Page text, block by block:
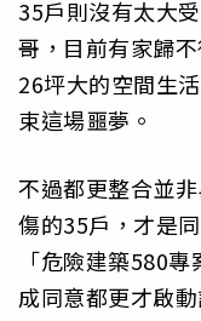
35戶則沒有太大
哥，目前有家歸
26坪大的空間生
束這場噩夢。
不過都更整合並
傷的35戶，才是
「危險建築580
成同意都更才啟